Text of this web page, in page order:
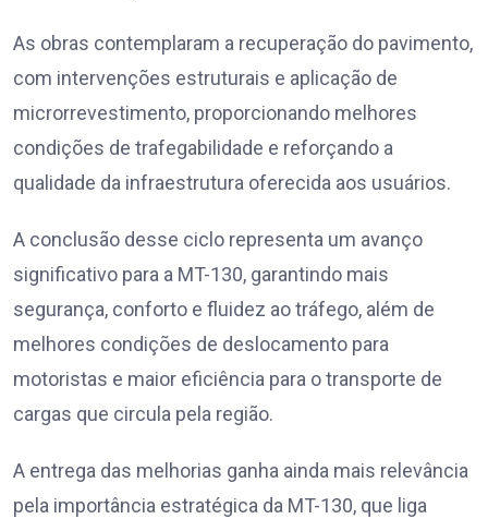
As obras contemplaram a recuperação do pavimento,
com intervenções estruturais e aplicação de
microrrevestimento, proporcionando melhores
condições de trafegabilidade e reforçando a
qualidade da infraestrutura oferecida aos usuários.
A conclusão desse ciclo representa um avanço
significativo para a MT-130, garantindo mais
segurança, conforto e fluidez ao tráfego, além de
melhores condições de deslocamento para
motoristas e maior eficiência para o transporte de
cargas que circula pela região.
A entrega das melhorias ganha ainda mais relevância
pela importância estratégica da MT-130, que liga